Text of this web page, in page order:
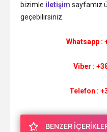
bizimle iletişim sayfamız
geçebilirsiniz.
Whatsapp :
Viber :
Telefon :
BENZER